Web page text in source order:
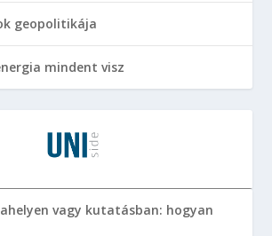
geopolitikája
mindent visz
vagy kutatásban: hogyan